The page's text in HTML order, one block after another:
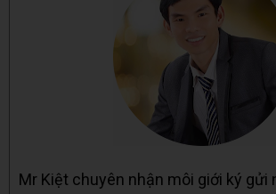
Mr Kiệt chuyên nhận môi giới ký gửi